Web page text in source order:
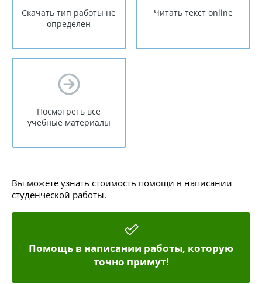
Скачать тип работы не
определен
Читать текст online
Посмотреть все
учебные материалы
Вы можете узнать стоимость помощи в написании
студенческой работы.
Помощь в написании работы, которую
точно примут!